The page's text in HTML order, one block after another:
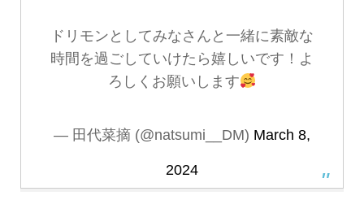
ドリモンとしてみなさんと一緒に素敵な
時間を過ごしていけたら嬉しいです！よ
ろしくお願いします
— 田代菜摘 (@natsumi__DM) March 8,
2024